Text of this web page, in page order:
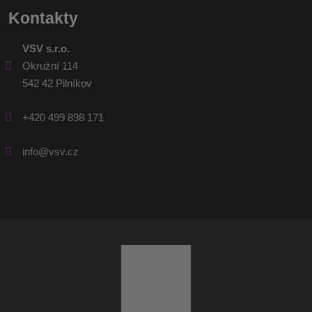
Kontakty
VSV s.r.o.
Okružní 114
542 42 Pilníkov
+420 499 898 171
info@vsv.cz